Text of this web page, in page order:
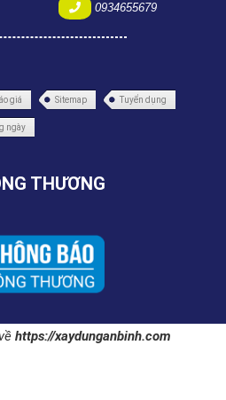
0934655679
giá Sitemap Tuyển dụng
ngày
THƯƠNG
https://xaydunganbinh.com